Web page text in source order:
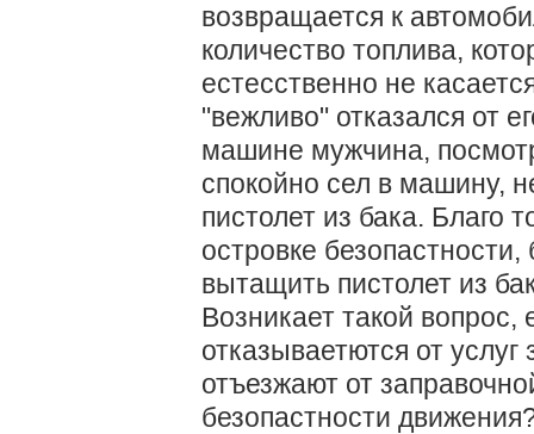
возвращается к
количество топлива,
естесственно не
"вежливо" отказался от
машине мужчина,
спокойно сел в машину,
пистолет из бака. Благо
островке
вытащить пистолет из
Возникает такой
отказываетются от
отъезжают от
безопастности